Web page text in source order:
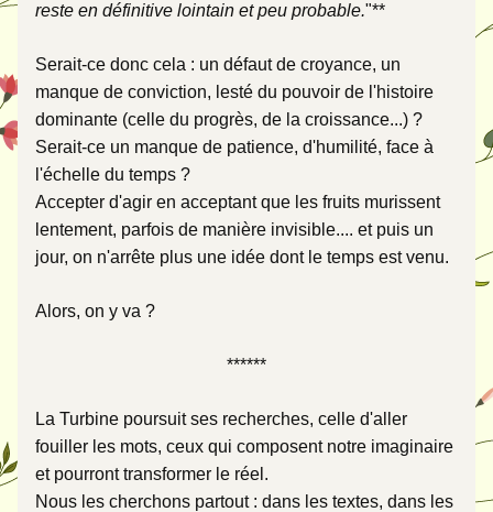
reste en définitive lointain et peu probable."**
Serait-ce donc cela : un défaut de croyance, un
manque de conviction, lesté du pouvoir de l'histoire
dominante (celle du progrès, de la croissance...) ?
Serait-ce un manque de patience, d'humilité, face à
l'échelle du temps ?
Accepter d'agir en acceptant que les fruits murissent
lentement, parfois de manière invisible.... et puis un
jour, on n'arrête plus une idée dont le temps est venu.
Alors, on y va ?
******
La Turbine poursuit ses recherches, celle d'aller
fouiller les mots, ceux qui composent notre imaginaire
et pourront transformer le réel.
Nous les cherchons partout : dans les textes, dans les